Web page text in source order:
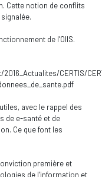
Cette notion de conflits
de l’OIIS.
CERTIS/
avec le rappel des
de e-santé et de
Ce que font les
première et
de l’information et